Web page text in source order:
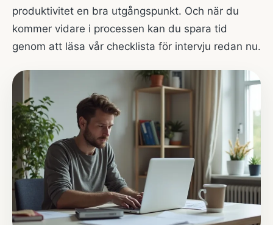
produktivitet en bra utgångspunkt. Och när du
kommer vidare i processen kan du spara tid
genom att läsa vår checklista för intervju redan nu.